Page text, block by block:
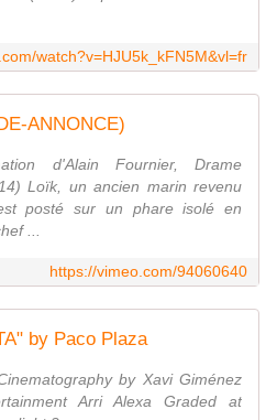
watch?v=HJU5k_kFN5M&vl=fr
ANNONCE)
d'Alain Fournier, Drame
Loïk, un ancien marin revenu
posté sur un phare isolé en
...
https://vimeo.com/94060640
by Paco Plaza
by Xavi Giménez
Arri Alexa Graded at